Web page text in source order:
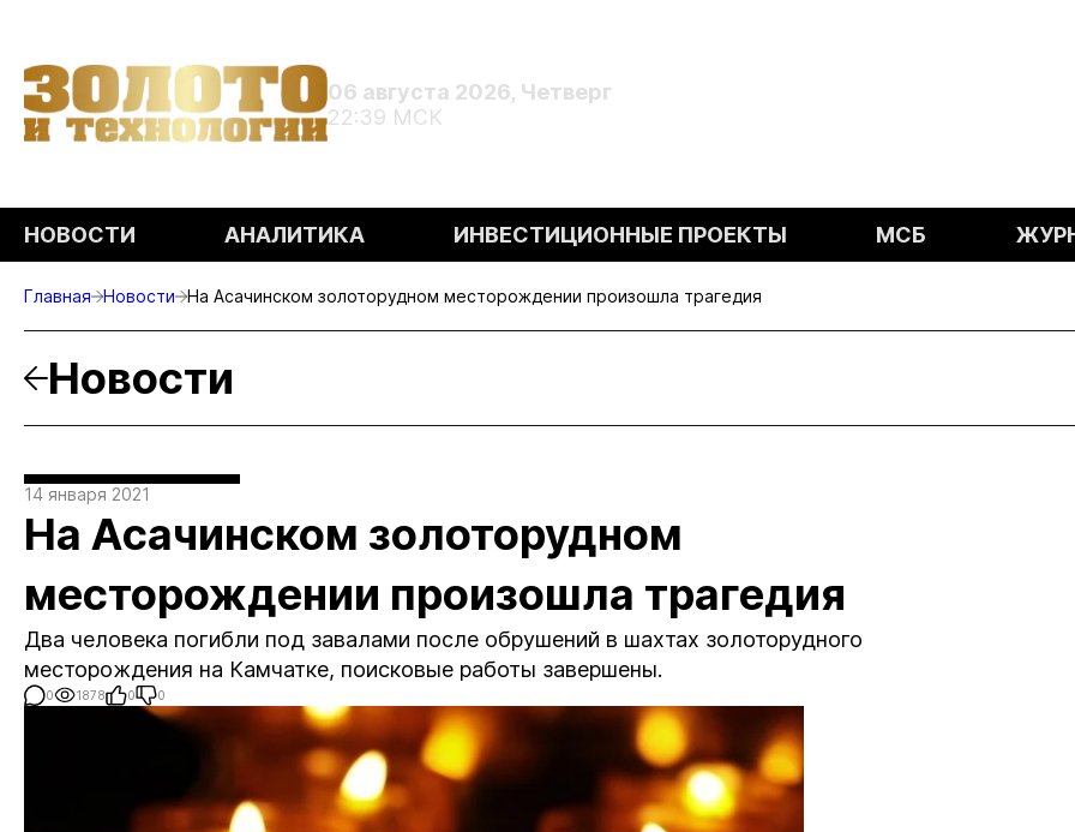
06 августа 2026, Четверг
22:39 МСК
НОВОСТИ АНАЛИТИКА ИНВЕСТИЦИОННЫЕ ПРОЕКТЫ МСБ
Главная Новости На Асачинском золоторудном месторождении произошла трагедия
Новости
14 января 2021
На Асачинском золоторудном
месторождении произошла трагедия
Два человека погибли под завалами после обрушений в шахтах золоторудного
месторождения на Камчатке, поисковые работы завершены.
0 1878 0 0